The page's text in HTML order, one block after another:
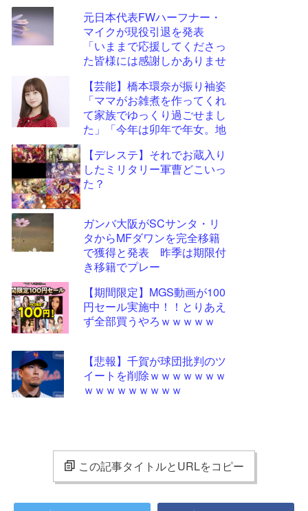
元日本代表FWハーフナー・
マイクが現役引退を発表
「いままで応援してくださっ
た皆様には感謝しかありませ
【芸能】橋本環奈が振り袖姿
「ママがお雑煮を作ってくれ
て家族でゆっくり過ごせまし
た」「今年は卯年で年女。地
【デレステ】それでお蔵入り
したミリタリー軍曹どこいっ
た？
ガンバ大阪がSCサンタ・リ
タからMFダワンを完全移籍
で獲得と発表 昨季は期限付
き移籍でプレー
【期間限定】MGS動画が100
円セール実施中！！とりあえ
ず全部買うやろｗｗｗｗｗ
【悲報】千賀が球団批判のツ
イートを削除ｗｗｗｗｗｗｗ
ｗｗｗｗｗｗｗｗｗ
この記事タイトルとURLをコピー